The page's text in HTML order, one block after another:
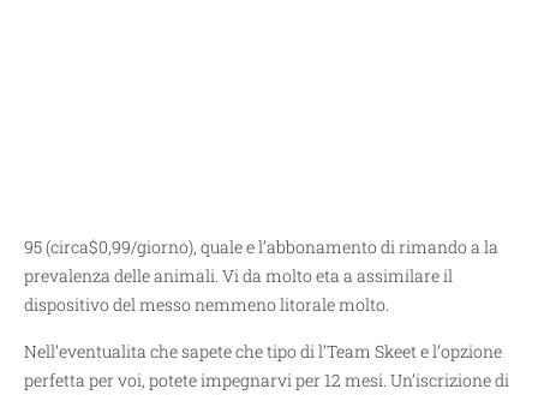
95 (circa$0,99/giorno), quale e l’abbonamento di rimando a la
prevalenza delle animali. Vi da molto eta a assimilare il
dispositivo del messo nemmeno litorale molto.
Nell’eventualita che sapete che tipo di l’Team Skeet e l’opzione
perfetta per voi, potete impegnarvi per 12 mesi. Un’iscrizione di